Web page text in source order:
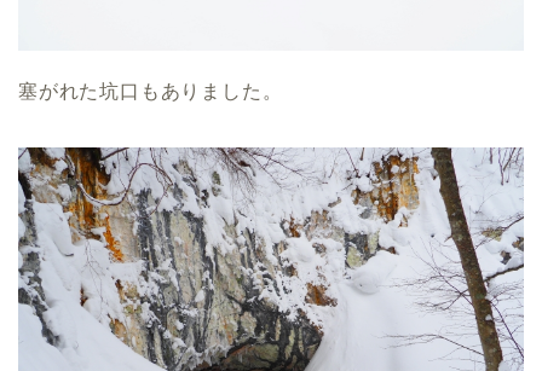
塞がれた坑口もありました。